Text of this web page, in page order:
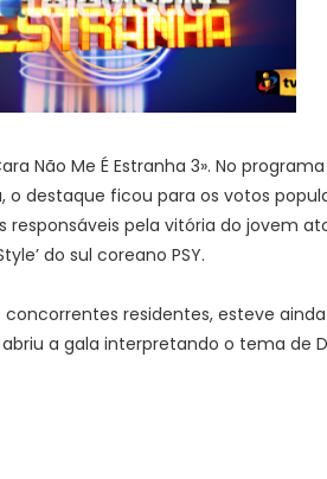
Não Me É Estranha 3». No
o destaque ficou para os votos
pela vitória do jovem
do sul coreano PSY.
residentes, esteve
a gala interpretando o tema de